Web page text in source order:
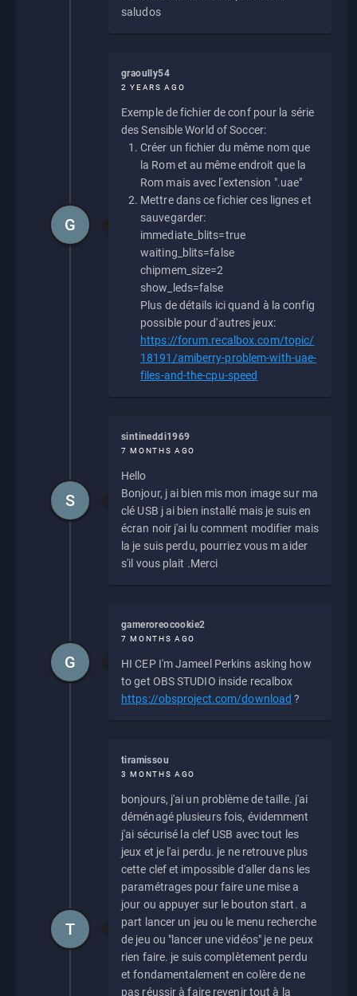
saludos
graoully54
2 YEARS AGO
Exemple de fichier de conf pour la série
des Sensible World of Soccer:
Créer un fichier du même nom que
la Rom et au même endroit que la
Rom mais avec l'extension ".uae"
Mettre dans ce fichier ces lignes et
sauvegarder:
immediate_blits=true
waiting_blits=false
chipmem_size=2
show_leds=false
Plus de détails ici quand à la config
possible pour d'autres jeux:
https://forum.recalbox.com/topic/
18191/amiberry-problem-with-uae-
files-and-the-cpu-speed
G
sintineddi1969
7 MONTHS AGO
Hello
Bonjour, j ai bien mis mon image sur ma
clé USB j ai bien installé mais je suis en
écran noir j'ai lu comment modifier mais
la je suis perdu, pourriez vous m aider
s'il vous plait .Merci
S
gameroreocookie2
7 MONTHS AGO
HI CEP I'm Jameel Perkins asking how
to get OBS STUDIO inside recalbox
https://obsproject.com/download ?
G
tiramissou
3 MONTHS AGO
bonjours, j'ai un problème de taille. j'ai
déménagé plusieurs fois, évidemment
j'ai sécurisé la clef USB avec tout les
jeux et je l'ai perdu. je ne retrouve plus
cette clef et impossible d'aller dans les
paramétrages pour faire une mise a
jour ou appuyer sur le bouton start. a
part lancer un jeu ou le menu recherche
de jeu ou "lancer une vidéos" je ne peux
rien faire. je suis complètement perdu
et fondamentalement en colère de ne
pas réussir à faire revenir tout à la
T